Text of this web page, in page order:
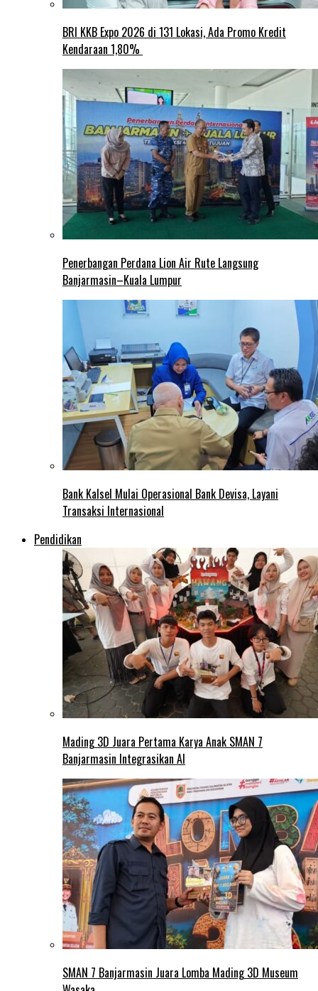
BRI KKB Expo 2026 di 131 Lokasi, Ada Promo Kredit
Kendaraan 1,80%
Penerbangan Perdana Lion Air Rute Langsung
Banjarmasin–Kuala Lumpur
Bank Kalsel Mulai Operasional Bank Devisa, Layani
Transaksi Internasional
Pendidikan
Mading 3D Juara Pertama Karya Anak SMAN 7
Banjarmasin Integrasikan AI
SMAN 7 Banjarmasin Juara Lomba Mading 3D Museum